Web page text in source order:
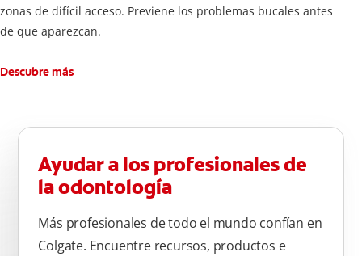
zonas de difícil acceso. Previene los problemas bucales antes
de que aparezcan.
Descubre más
Ayudar a los profesionales de
la odontología
Más profesionales de todo el mundo confían en
Colgate. Encuentre recursos, productos e